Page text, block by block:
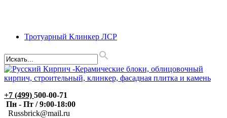
Тротуарный Клинкер ЛСР
+7 (499) 500-00-71
Пн - Пт / 9:00-18:00
Russbrick@mail.ru